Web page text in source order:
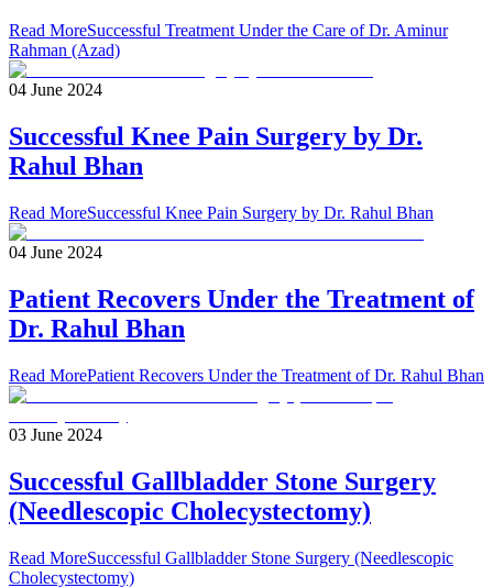
Read MoreSuccessful Treatment Under the Care of Dr. Aminur
Rahman (Azad)
04 June 2024
Successful Knee Pain Surgery by Dr.
Rahul Bhan
Read MoreSuccessful Knee Pain Surgery by Dr. Rahul Bhan
04 June 2024
Patient Recovers Under the Treatment of
Dr. Rahul Bhan
Read MorePatient Recovers Under the Treatment of Dr. Rahul Bhan
03 June 2024
Successful Gallbladder Stone Surgery
(Needlescopic Cholecystectomy)
Read MoreSuccessful Gallbladder Stone Surgery (Needlescopic
Cholecystectomy)